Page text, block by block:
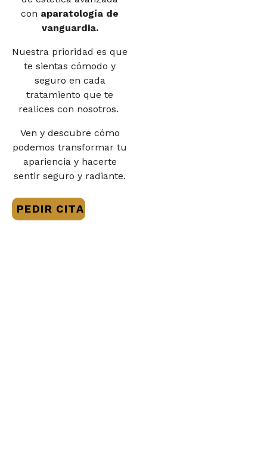
con aparatología de
vanguardia.
Nuestra prioridad es que
te sientas cómodo y
seguro en cada
tratamiento que te
realices con nosotros.
Ven y descubre cómo
podemos transformar tu
apariencia y hacerte
sentir seguro y radiante.
PEDIR CITA